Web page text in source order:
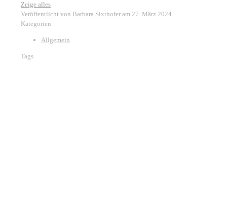
Zeige alles
Veröffentlicht von Barbara Sixthofer am 27. März 2024
Kategorien
Allgemein
Tags